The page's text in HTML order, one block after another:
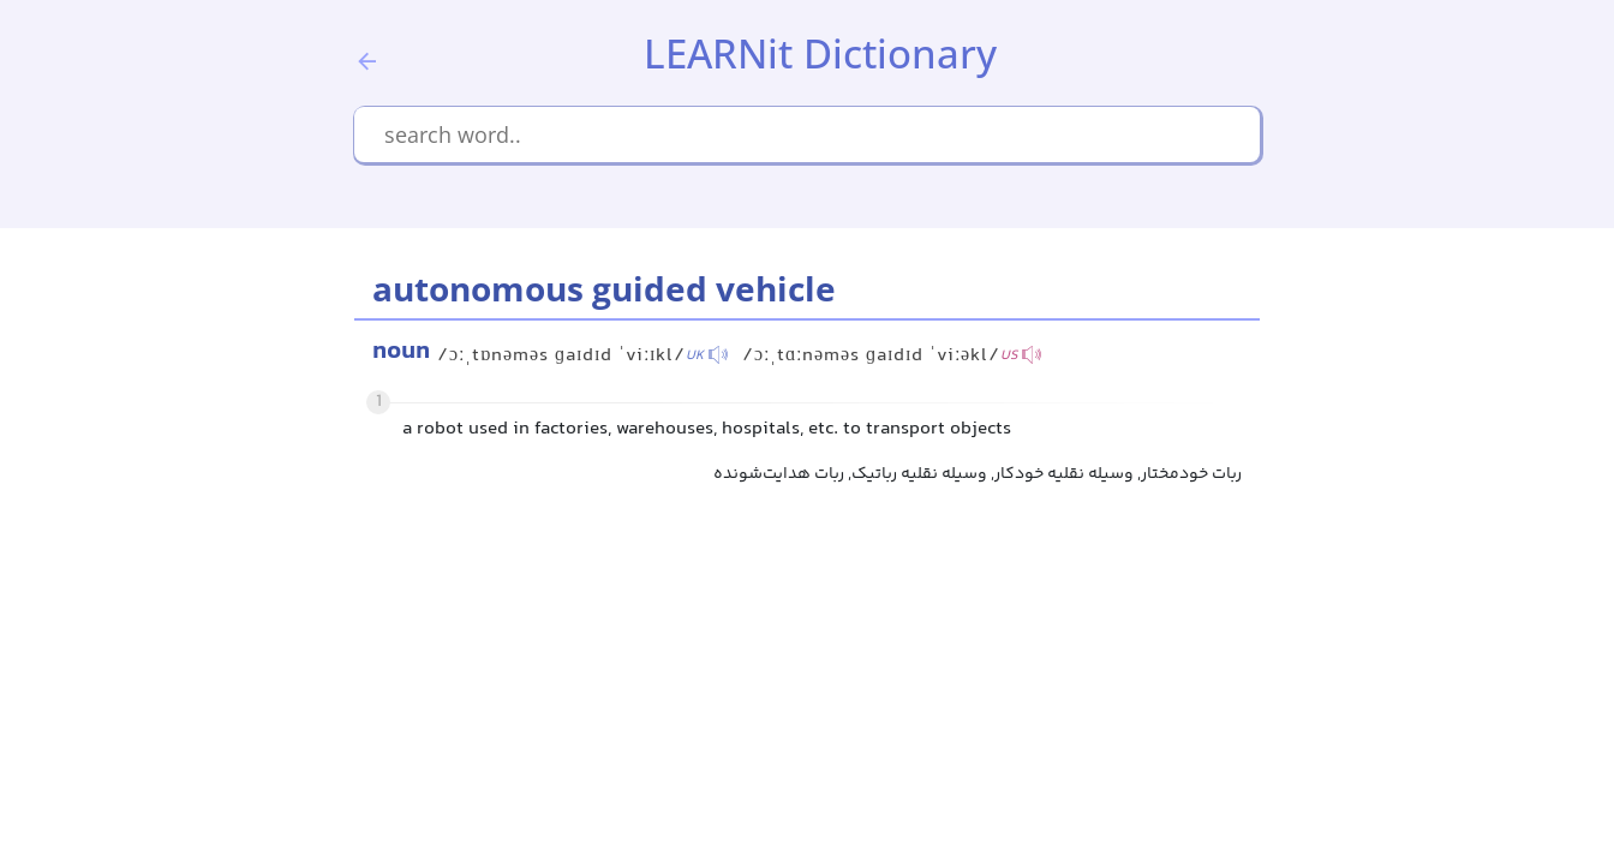
LEARNit Dictionary
autonomous guided vehicle
noun /ɔːˌtɒnəməs ɡaɪdɪd ˈviːɪkl/UK /ɔːˌtɑːnəməs ɡaɪdɪd ˈviːəkl/US
1
a robot used in factories, warehouses, hospitals, etc. to transport objects
ربات خودمختار, وسیله نقلیه خودکار, وسیله نقلیه رباتیک, ربات هدایت‌شونده